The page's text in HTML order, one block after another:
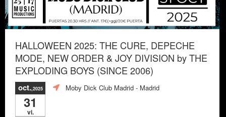
HALLOWEEN 2025: THE CURE, DEPECHE
MODE, NEW ORDER & JOY DIVISION by THE
EXPLODING BOYS (SINCE 2006)
oct.,2025
31
vi.
Moby Dick Club Madrid - Madrid